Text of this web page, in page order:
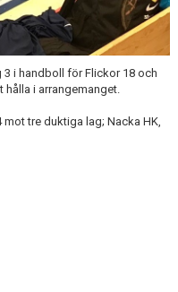
i handboll för Flickor 18 och
hålla i arrangemanget.
tre duktiga lag; Nacka HK,